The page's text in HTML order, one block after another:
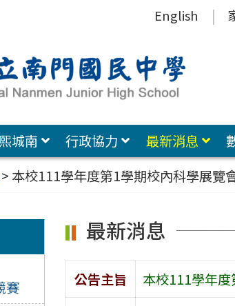
English
城南 行政協力 最新消息
> 本校111學年度第1學期校內科學展覽
賽
最新消息
公告主旨
本校111學年